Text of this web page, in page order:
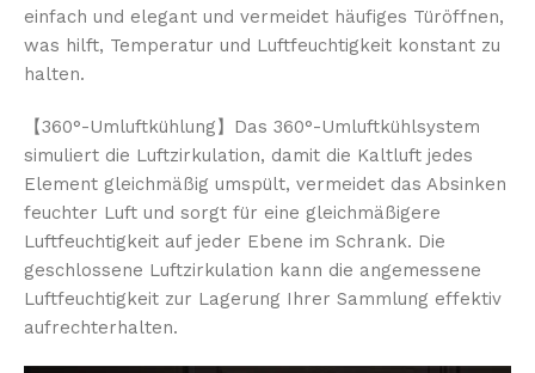
einfach und elegant und vermeidet häufiges Türöffnen,
was hilft, Temperatur und Luftfeuchtigkeit konstant zu
halten.
【360°-Umluftkühlung】Das 360°-Umluftkühlsystem
simuliert die Luftzirkulation, damit die Kaltluft jedes
Element gleichmäßig umspült, vermeidet das Absinken
feuchter Luft und sorgt für eine gleichmäßigere
Luftfeuchtigkeit auf jeder Ebene im Schrank. Die
geschlossene Luftzirkulation kann die angemessene
Luftfeuchtigkeit zur Lagerung Ihrer Sammlung effektiv
aufrechterhalten.